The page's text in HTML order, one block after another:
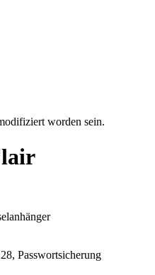
worden sein.
Passwortsicherung